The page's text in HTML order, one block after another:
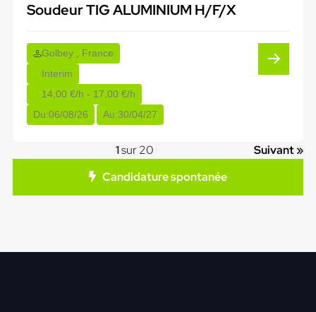
Soudeur TIG ALUMINIUM H/F/X
Golbey , France
Interim
14,00 €/h - 17,00 €/h
Du:06/08/26 Au:30/04/27
1sur 20
Suivant »
Candidature spontanée